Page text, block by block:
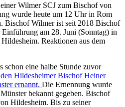
Wilmer SCJ zum Bischof von
wurde heute um 12 Uhr in Rom
Bischof Wilmer ist seit 2018 Bischof
am 28. Juni (Sonntag) in
Reaktionen aus dem
schon eine halbe Stunde zuvor
Hildesheimer Bischof Heiner
ernannt. Die Ernennung wurde
bekannt gegeben. Bischof
Hildesheim. Bis zu seiner